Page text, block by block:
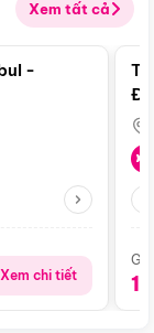
Xem tất cả
nổi bật
-
Xem chi tiết